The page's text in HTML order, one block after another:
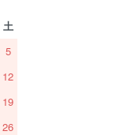
土
5
12
19
26